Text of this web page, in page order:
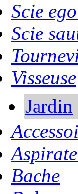
Scie
Scie
Visseuse
Jardin
Bache